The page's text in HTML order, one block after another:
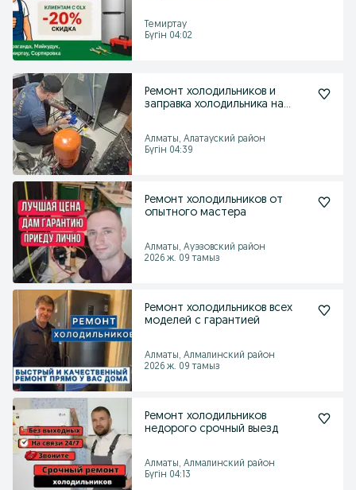
Темиртау
Бүгін 04:02
Ремонт холодильников и
заправка холодильника на
Алматы, Алатауский район
Бүгін 04:39
Ремонт холодильников от
опытного мастера
Алматы, Ауэзовский район
2026 ж. 09 тамыз
Ремонт холодильников всех
моделей с гарантией
Алматы, Алмалинский район
2026 ж. 09 тамыз
Ремонт холодильников
недорого срочный выезд
Алматы, Алмалинский район
Бүгін 04:13